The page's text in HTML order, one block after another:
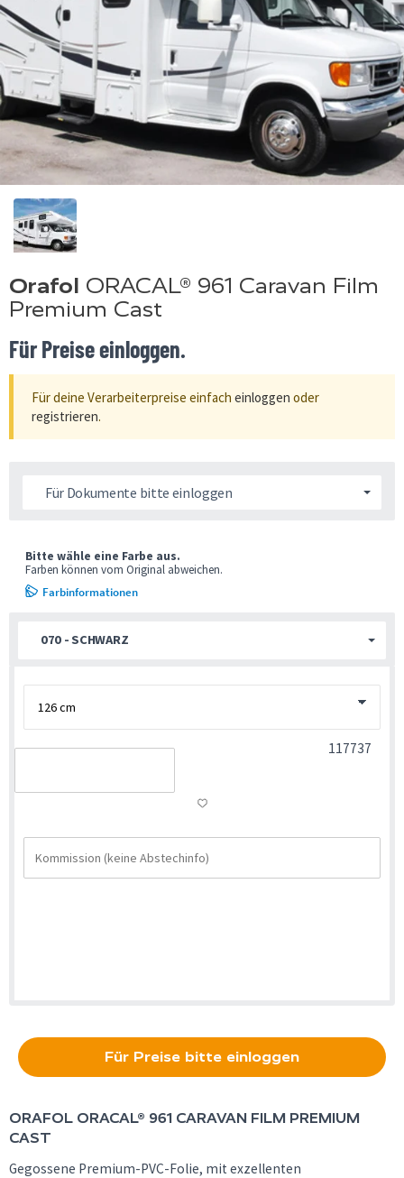
Orafol ORACAL® 961 Caravan Film
Premium Cast
Für Preise einloggen.
Für deine Verarbeiterpreise einfach einloggen oder
registrieren.
Für Dokumente bitte einloggen
070 - SCHWARZ
Bitte wähle eine Farbe aus.
Farben können vom Original abweichen.
Farbinformationen
117737
Für Preise bitte einloggen
ORAFOL ORACAL® 961 CARAVAN FILM PREMIUM
CAST
Gegossene Premium-PVC-Folie, mit exzellenten